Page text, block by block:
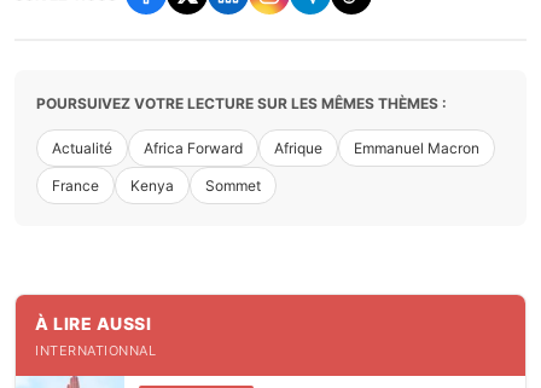
POURSUIVEZ VOTRE LECTURE SUR LES MÊMES THÈMES :
Actualité Africa Forward Afrique Emmanuel Macron
France Kenya Sommet
À LIRE AUSSI
INTERNATIONNAL